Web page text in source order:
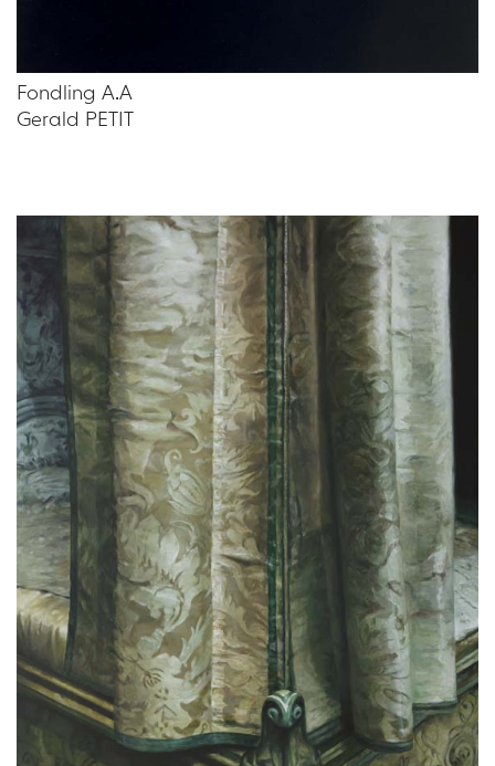
Fondling A.A
Gerald PETIT